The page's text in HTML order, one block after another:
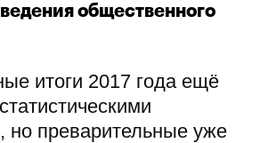
общественного
итоги 2017 года ещё
но преварительные уже